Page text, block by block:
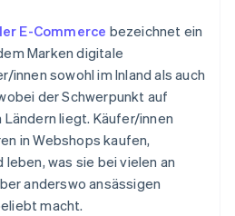
E-Commerce bezeichnet ein
Marken digitale
innen sowohl im Inland als auch
der Schwerpunkt auf
liegt. Käufer/innen
in Webshops kaufen,
leben, was sie bei vielen an
anderswo ansässigen
macht.